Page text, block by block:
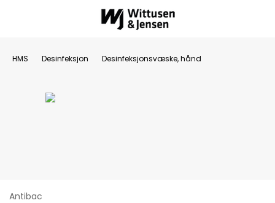
HMS Desinfeksjon Desinfeksjonsvæske, hånd
Antibac